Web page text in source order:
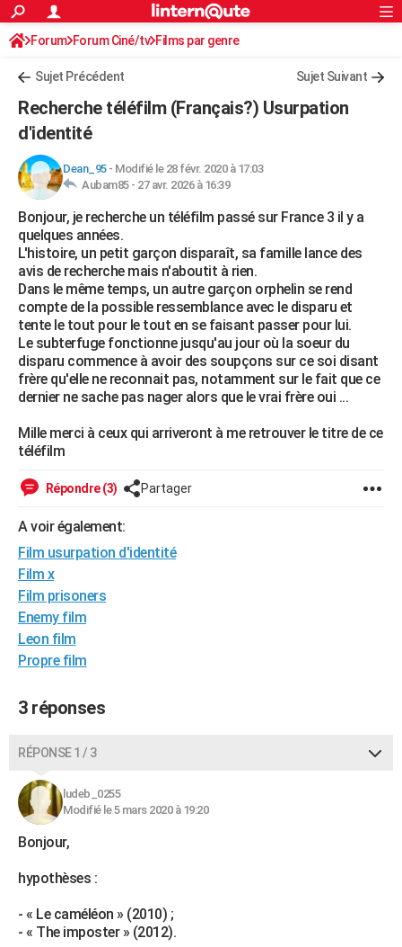
ACTUALITÉS
Politique
Société
Faits Divers
Education
Monde
Villes
+
Programme TV
TNTStreaming
Cinéma
Sorties cinéma
Musique
FINANCE
Retraite
Impôts
Epargne
Immobilier
Risques naturels par ville
Banque
Assurance
Crédit
AUTO
Essais
Réserver un essai
Citadines
Berlines
SUV
Forum auto
HIGH-TECH
Mobiles
Meilleur smartphone
Internet
Ordinateurs
Jeux vidéo
Guide high-tech
+BRICOLAGE
Forum
Aménagement intérieur
Extérieur
Cuisine
Salle de bains
Jardinage
Rangement
WEEK-END
Guides de France
Escapades
Patrimoine
Expositions
Musées
Week-end nature
+LIFESTYLE
Art de vivre
Bien-être
Loisirs
Mode
Modes de vie
SANTE
Alimentation
Guide de la santé
Maladies
Médicaments
Sommeil
VOYAGE
PHOTO
BONS PLANS
CARTE DE VOEUX
Carte de Noël
Carte Bonne année
Carte Saint-Valentin
Carte Pâques
Carte d'anniversaire
DICTIONNAIRE
Dictionnaire
Biographies
Citations
Expressions
Proverbes
PROGRAMME TV
COPAINS D'AVANT
FORUM
Bricolage
Lifestyle
Culture
Sport
Auto
Television
Voyage
Cinema
S'inscrire
Connexion
Forum Forum Ciné/tv Films par genre
Sujet Précédent Sujet Suivant
Recherche téléfilm (Français?) Usurpation
d'identité
Dean_95- Modifié le 28 févr. 2020 à 17:03
Aubam85 - 27 avr. 2026 à 16:39
Bonjour, je recherche un téléfilm passé sur France 3 il y a
quelques années.
L'histoire, un petit garçon disparaît, sa famille lance des
avis de recherche mais n'aboutit à rien.
Dans le même temps, un autre garçon orphelin se rend
compte de la possible ressemblance avec le disparu et
tente le tout pour le tout en se faisant passer pour lui.
Le subterfuge fonctionne jusqu'au jour où la soeur du
disparu commence à avoir des soupçons sur ce soi disant
frère qu'elle ne reconnait pas, notamment sur le fait que ce
dernier ne sache pas nager alors que le vrai frère oui ...
Mille merci à ceux qui arriveront à me retrouver le titre de ce
téléfilm
Répondre (3) Partager
A voir également:
Film usurpation d'identité
Film x
Film prisoners
Enemy film
Leon film
Propre film
3 réponses
RÉPONSE 1 / 3
ludeb_0255
Modifié le 5 mars 2020 à 19:20
Bonjour,
hypothèses :
- « Le caméléon » (2010) ;
- « The imposter » (2012).